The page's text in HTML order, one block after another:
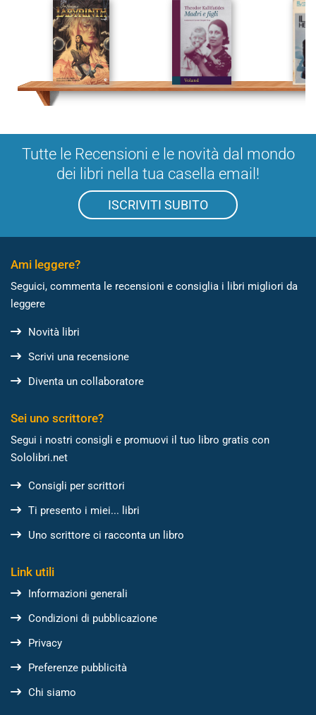
Tutte le Recensioni e le novità dal mondo
dei libri nella tua casella email!
ISCRIVITI SUBITO
Ami leggere?
Seguici, commenta le recensioni e consiglia i libri migliori da
leggere
Novità libri
Scrivi una recensione
Diventa un collaboratore
Sei uno scrittore?
Segui i nostri consigli e promuovi il tuo libro gratis con
Sololibri.net
Consigli per scrittori
Ti presento i miei... libri
Uno scrittore ci racconta un libro
Link utili
Informazioni generali
Condizioni di pubblicazione
Privacy
Preferenze pubblicità
Chi siamo